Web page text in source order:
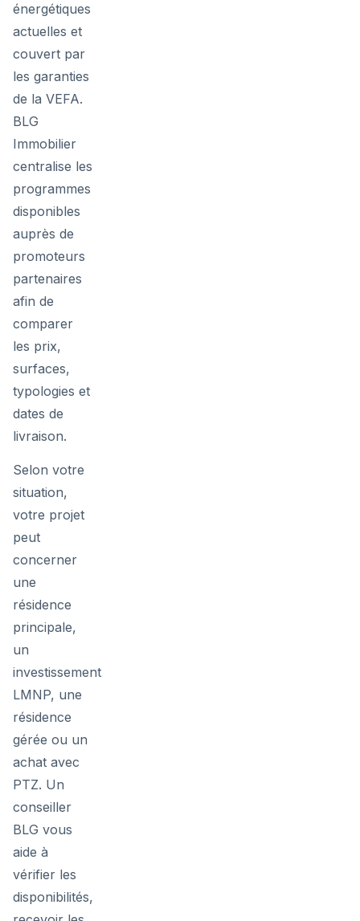
énergétiques
actuelles et
couvert par
les garanties
de la VEFA.
BLG
Immobilier
centralise les
programmes
disponibles
auprès de
promoteurs
partenaires
afin de
comparer
les prix,
surfaces,
typologies et
dates de
livraison.
Selon votre
situation,
votre projet
peut
concerner
une
résidence
principale,
un
investissement
LMNP, une
résidence
gérée ou un
achat avec
PTZ. Un
conseiller
BLG vous
aide à
vérifier les
disponibilités,